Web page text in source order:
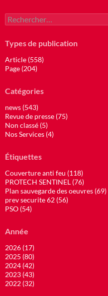
Rechercher :
Types de publication
Article (558)
Page (204)
Catégories
news (543)
Revue de presse (75)
Non classé (5)
Nos Services (4)
Étiquettes
Couverture anti feu (118)
PROTECH SENTINEL (76)
Plan sauvegarde des oeuvres (69)
prev securite 62 (56)
PSO (54)
Année
2026 (17)
2025 (80)
2024 (42)
2023 (43)
2022 (32)